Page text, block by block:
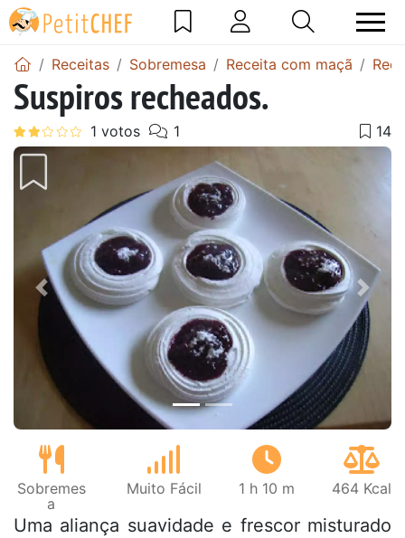
Receitas Sobremesa Receita com maçã
Suspiros recheados.
Anterior Next
Sobremes
a
Muito Fácil 1 h 10 m 464 Kcal
Uma aliança suavidade e frescor misturado